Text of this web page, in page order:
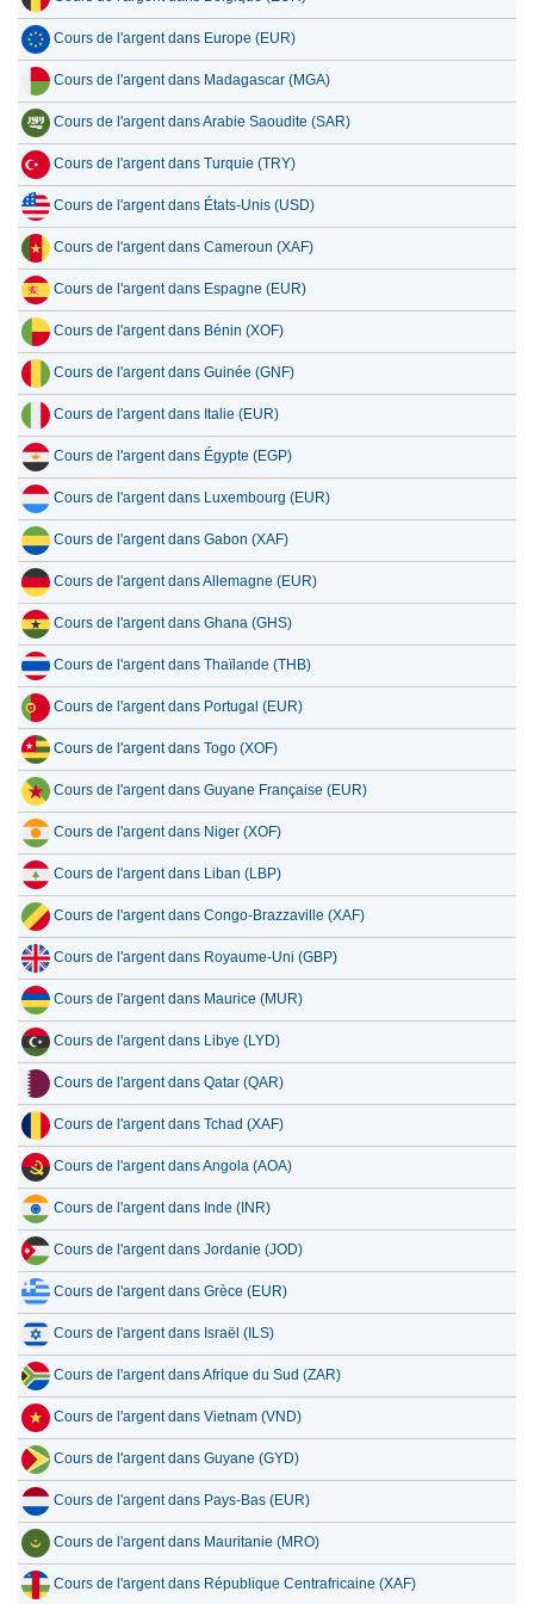
Cours de l'argent dans Europe (EUR)
Cours de l'argent dans Madagascar (MGA)
Cours de l'argent dans Arabie Saoudite (SAR)
Cours de l'argent dans Turquie (TRY)
Cours de l'argent dans États-Unis (USD)
Cours de l'argent dans Cameroun (XAF)
Cours de l'argent dans Espagne (EUR)
Cours de l'argent dans Bénin (XOF)
Cours de l'argent dans Guinée (GNF)
Cours de l'argent dans Italie (EUR)
Cours de l'argent dans Égypte (EGP)
Cours de l'argent dans Luxembourg (EUR)
Cours de l'argent dans Gabon (XAF)
Cours de l'argent dans Allemagne (EUR)
Cours de l'argent dans Ghana (GHS)
Cours de l'argent dans Thaïlande (THB)
Cours de l'argent dans Portugal (EUR)
Cours de l'argent dans Togo (XOF)
Cours de l'argent dans Guyane Française (EUR)
Cours de l'argent dans Niger (XOF)
Cours de l'argent dans Liban (LBP)
Cours de l'argent dans Congo-Brazzaville (XAF)
Cours de l'argent dans Royaume-Uni (GBP)
Cours de l'argent dans Maurice (MUR)
Cours de l'argent dans Libye (LYD)
Cours de l'argent dans Qatar (QAR)
Cours de l'argent dans Tchad (XAF)
Cours de l'argent dans Angola (AOA)
Cours de l'argent dans Inde (INR)
Cours de l'argent dans Jordanie (JOD)
Cours de l'argent dans Grèce (EUR)
Cours de l'argent dans Israël (ILS)
Cours de l'argent dans Afrique du Sud (ZAR)
Cours de l'argent dans Vietnam (VND)
Cours de l'argent dans Guyane (GYD)
Cours de l'argent dans Pays-Bas (EUR)
Cours de l'argent dans Mauritanie (MRO)
Cours de l'argent dans République Centrafricaine (XAF)